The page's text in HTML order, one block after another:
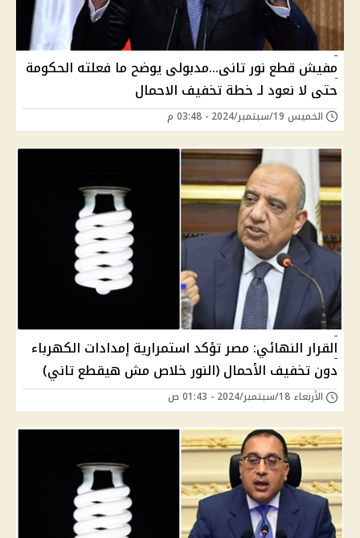
مفيش قطع نور تانى...مدبولى يوضح ما فعلته الحكومة
حتى لا نعود لـ خطة تخفيف الاحمال
الخميس 19/سبتمبر/2024 - 03:48 م
القرار النهائي: مصر تؤكد استمرارية إمدادات الكهرباء
دون تخفيف الأحمال (النور خلاص مش هيقطع تاني)
الأربعاء 18/سبتمبر/2024 - 01:43 ص